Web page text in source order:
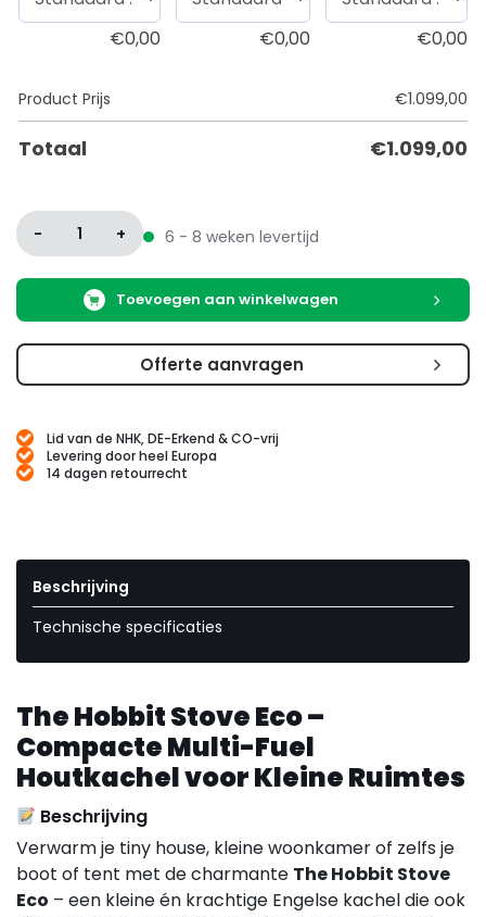
€0,00 €0,00 €0,00
Product Prijs €1.099,00
Totaal €1.099,00
- 1 + 6 - 8 weken levertijd
Toevoegen aan winkelwagen
Offerte aanvragen
Lid van de NHK, DE-Erkend & CO-vrij
Levering door heel Europa
14 dagen retourrecht
Beschrijving
Technische specificaties
The Hobbit Stove Eco –
Compacte Multi-Fuel
Houtkachel voor Kleine Ruimtes
Beschrijving
Verwarm je tiny house, kleine woonkamer of zelfs je
boot of tent met de charmante The Hobbit Stove
Eco – een kleine én krachtige Engelse kachel die ook